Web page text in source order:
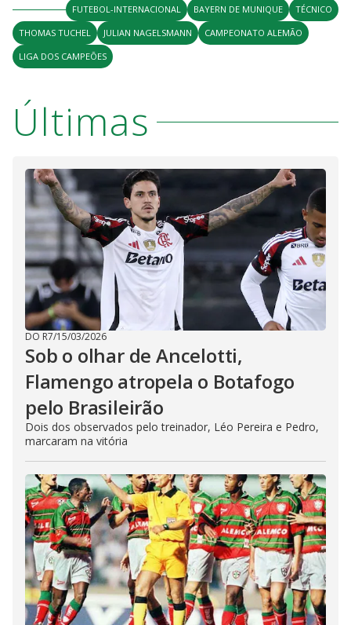
FUTEBOL-INTERNACIONAL BAYERN DE MUNIQUE
TÉCNICO
THOMAS TUCHEL
JULIAN NAGELSMANN
CAMPEONATO ALEMÃO
LIGA DOS CAMPEÕES
Últimas
DO R7/15/03/2026
Sob o olhar de Ancelotti,
Flamengo atropela o Botafogo
pelo Brasileirão
Dois dos observados pelo treinador, Léo Pereira e Pedro,
marcaram na vitória